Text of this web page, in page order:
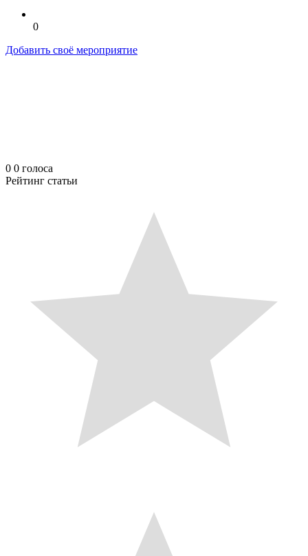
0
Добавить своё мероприятие
0 0 голоса
Рейтинг статьи